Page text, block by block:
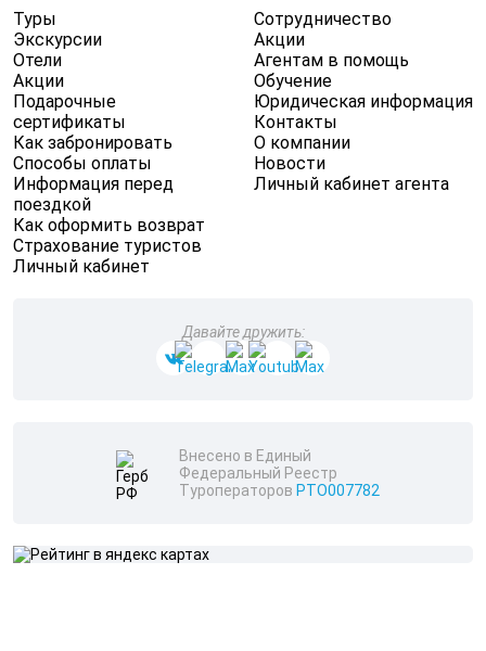
Туры
Экскурсии
Отели
Акции
Подарочные
сертификаты
Как забронировать
Способы оплаты
Информация перед
поездкой
Как оформить возврат
Страхование туристов
Личный кабинет
Сотрудничество
Акции
Агентам в помощь
Обучение
Юридическая информация
Контакты
О компании
Новости
Личный кабинет агента
Давайте дружить:
Внесено в Единый
Федеральный Реестр
Туроператоров РТО007782